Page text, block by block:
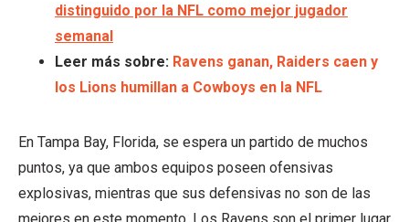
distinguido por la NFL como mejor jugador
semanal
Leer más sobre: Ravens ganan, Raiders caen y
los Lions humillan a Cowboys en la NFL
En Tampa Bay, Florida, se espera un partido de muchos
puntos, ya que ambos equipos poseen ofensivas
explosivas, mientras que sus defensivas no son de las